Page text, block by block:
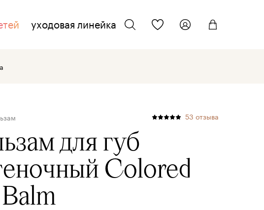
уходовая линейка
info@kmcosmetics.ru
53 отзыва
для губ
Colored